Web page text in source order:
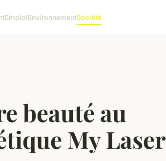
EmploiEnvironnementSociété
beauté au
My Laser